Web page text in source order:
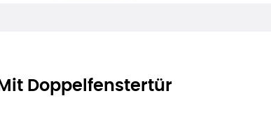
Doppelfenstertür